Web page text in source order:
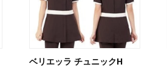
ベリエッラ チュニックH